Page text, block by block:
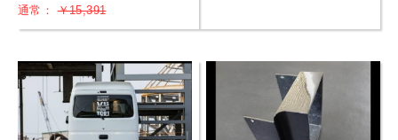
通常：￥15,391